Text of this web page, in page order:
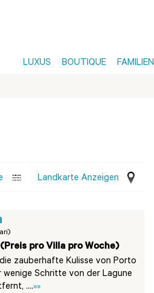
LUXUS BOUTIQUE FAMILIEN
Landkarte Anzeigen
pro Villa pro Woche)
zauberhafte Kulisse von Porto
wenige Schritte von der Lagune
....»»